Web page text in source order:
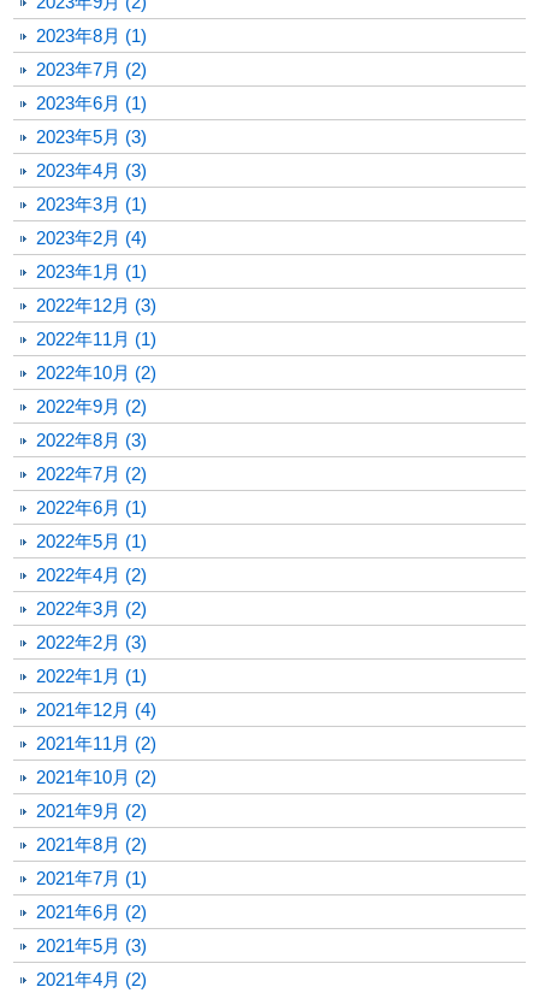
2023年8月 (1)
2023年7月 (2)
2023年6月 (1)
2023年5月 (3)
2023年4月 (3)
2023年3月 (1)
2023年2月 (4)
2023年1月 (1)
2022年12月 (3)
2022年11月 (1)
2022年10月 (2)
2022年9月 (2)
2022年8月 (3)
2022年7月 (2)
2022年6月 (1)
2022年5月 (1)
2022年4月 (2)
2022年3月 (2)
2022年2月 (3)
2022年1月 (1)
2021年12月 (4)
2021年11月 (2)
2021年10月 (2)
2021年9月 (2)
2021年8月 (2)
2021年7月 (1)
2021年6月 (2)
2021年5月 (3)
2021年4月 (2)